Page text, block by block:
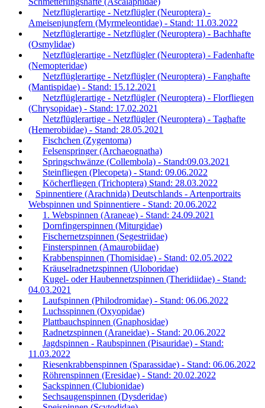
Netzflüglerartige - Netzflügler (Neuroptera) -
Ameisenjungfern (Myrmeleontidae) - Stand: 11.03.2022
Netzflüglerartige - Netzflügler (Neuroptera) - Bachhafte
(Osmylidae)
Netzflüglerartige - Netzflügler (Neuroptera) - Fadenhafte
(Nemopteridae)
Netzflüglerartige - Netzflügler (Neuroptera) - Fanghafte
(Mantispidae) - Stand: 15.12.2021
Netzflüglerartige - Netzflügler (Neuroptera) - Florfliegen
(Chrysopidae) - Stand: 17.02.2021
Netzflüglerartige - Netzflügler (Neuroptera) - Taghafte
(Hemerobiidae) - Stand: 28.05.2021
Fischchen (Zygentoma)
Felsenspringer (Archaeognatha)
Springschwänze (Collembola) - Stand:09.03.2021
Steinfliegen (Plecopeta) - Stand: 09.06.2022
Köcherfliegen (Trichoptera) Stand: 28.03.2022
Spinnentiere (Arachnida) Deutschlands - Artenportraits
Webspinnen und Spinnentiere - Stand: 20.06.2022
1. Webspinnen (Araneae) - Stand: 24.09.2021
Dornfingerspinnen (Miturgidae)
Fischernetzspinnen (Segestriidae)
Finsterspinnen (Amaurobiidae)
Krabbenspinnen (Thomisidae) - Stand: 02.05.2022
Kräuselradnetzspinnen (Uloboridae)
Kugel- oder Haubennetzspinnen (Theridiidae) - Stand:
04.03.2021
Laufspinnen (Philodromidae) - Stand: 06.06.2022
Luchsspinnen (Oxyopidae)
Plattbauchspinnen (Gnaphosidae)
Radnetzspinnen (Araneidae) - Stand: 20.06.2022
Jagdspinnen - Raubspinnen (Pisauridae) - Stand:
11.03.2022
Riesenkrabbenspinnen (Sparassidae) - Stand: 06.06.2022
Röhrenspinnen (Eresidae) - Stand: 20.02.2022
Sackspinnen (Clubionidae)
Sechsaugenspinnen (Dysderidae)